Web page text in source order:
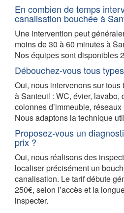
En combien de temps
canalisation bouchée à
Une intervention peut
moins de 30 à 60 minutes à
Nos équipes sont disponibles
Débouchez-vous tous
Oui, nous intervenons sur
à Santeuil : WC, évier, lavabo,
colonnes d’immeuble,
Nous adaptons la technique
Proposez-vous un
prix ?
Oui, nous réalisons des
localiser précisément un
canalisation. Le tarif débute
250€, selon l’accès et la
inspecter.